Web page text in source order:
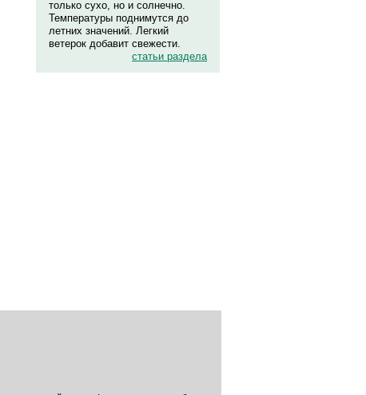
только сухо, но и солнечно.
Температуры поднимутся до
летних значений. Легкий
ветерок добавит свежести.
статьи раздела